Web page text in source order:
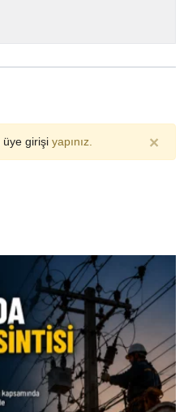
üye girişi yapınız. ×